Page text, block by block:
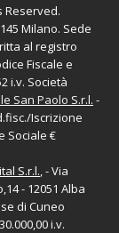
Reserved.
Milano. Sede
al registro
Fiscale e
i.v. Società
San Paolo S.r.l. -
Iscrizione
Sociale €
S.r.l., - Via
- 12051 Alba
di Cuneo
i.v.